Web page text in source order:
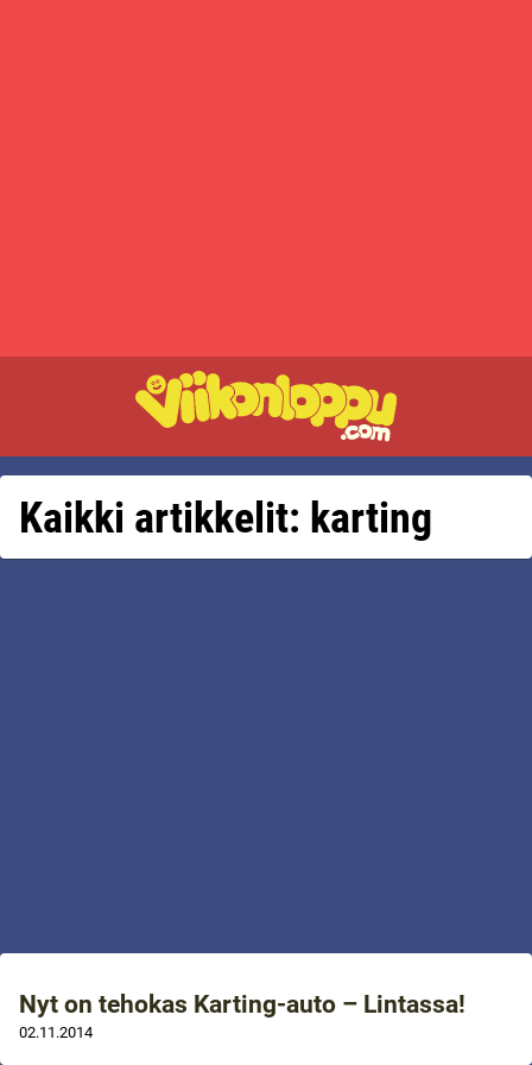
Kaikki artikkelit: karting
Nyt on tehokas Karting-auto – Lintassa!
02.11.2014